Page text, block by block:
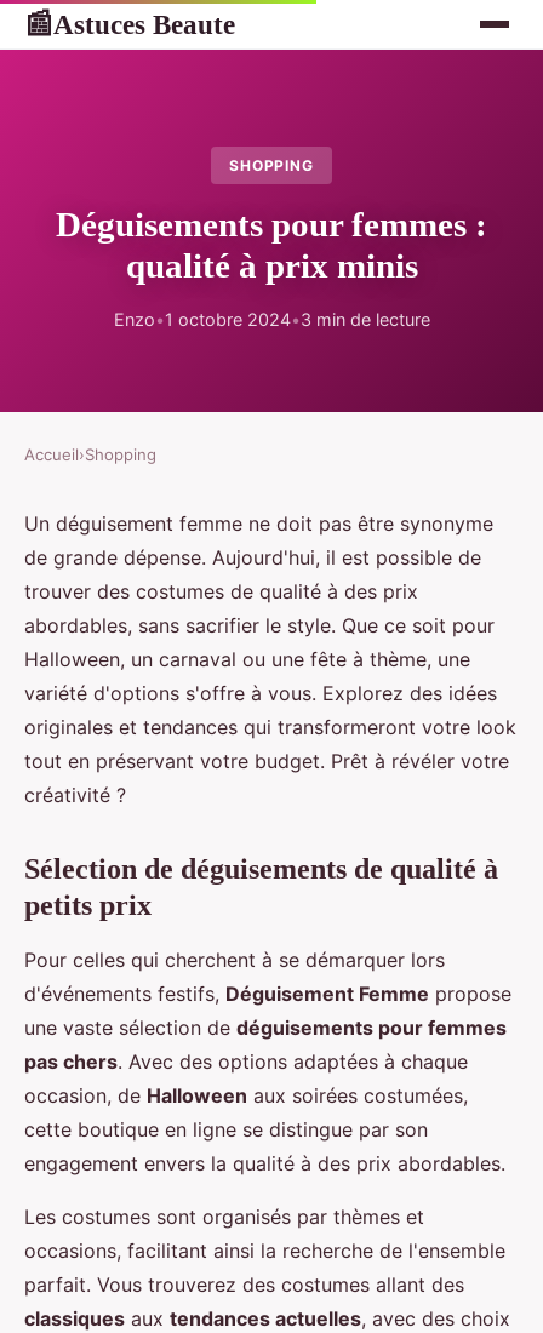
📰Astuces Beaute
SHOPPING
Déguisements pour femmes :
qualité à prix minis
Enzo•1 octobre 2024•3 min de lecture
Accueil›Shopping
Un déguisement femme ne doit pas être synonyme
de grande dépense. Aujourd'hui, il est possible de
trouver des costumes de qualité à des prix
abordables, sans sacrifier le style. Que ce soit pour
Halloween, un carnaval ou une fête à thème, une
variété d'options s'offre à vous. Explorez des idées
originales et tendances qui transformeront votre look
tout en préservant votre budget. Prêt à révéler votre
créativité ?
Sélection de déguisements de qualité à
petits prix
Pour celles qui cherchent à se démarquer lors
d'événements festifs, Déguisement Femme propose
une vaste sélection de déguisements pour femmes
pas chers. Avec des options adaptées à chaque
occasion, de Halloween aux soirées costumées,
cette boutique en ligne se distingue par son
engagement envers la qualité à des prix abordables.
Les costumes sont organisés par thèmes et
occasions, facilitant ainsi la recherche de l'ensemble
parfait. Vous trouverez des costumes allant des
classiques aux tendances actuelles, avec des choix